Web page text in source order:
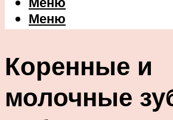
Меню
Коренные и
молочные